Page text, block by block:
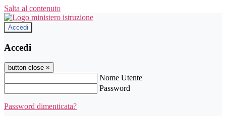
Salta al contenuto
Accedi
Accedi
button close ×
Nome Utente
Password
Password dimenticata?